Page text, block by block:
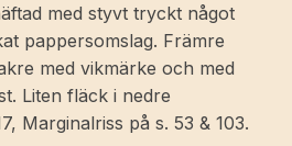
med styvt tryckt något
pappersomslag. Främre
med vikmärke och med
Liten fläck i nedre
Marginalriss på s. 53 & 103.